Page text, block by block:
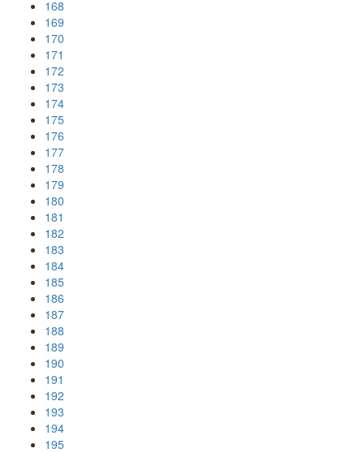
168
169
170
171
172
173
174
175
176
177
178
179
180
181
182
183
184
185
186
187
188
189
190
191
192
193
194
195